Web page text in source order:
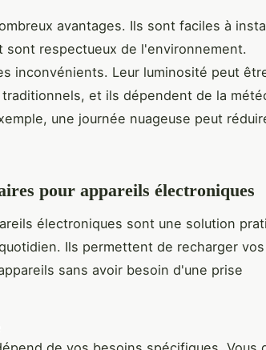
avantages. Ils sont faciles à
sont respectueux de l'environnement.
inconvénients. Leur luminosité peut
et ils dépendent de la
une journée nuageuse peut
pour appareils électroniques
électroniques sont une solution
Ils permettent de recharger vos
sans avoir besoin d'une prise